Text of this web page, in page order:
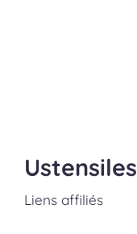
Ustensiles
Liens affiliés